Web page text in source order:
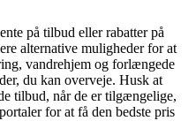
på tilbud eller rabatter på
alternative muligheder for at
vandrehjem og forlængede
du kan overveje. Husk at
tilbud, når de er tilgængelige,
for at få den bedste pris